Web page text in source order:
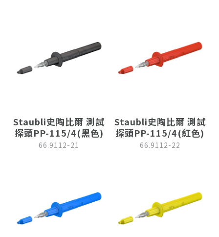
Staubli史陶比爾 測試
探頭PP-115/4(黑色)
66.9112-21
Staubli史陶比爾 測試
探頭PP-115/4(紅色)
66.9112-22